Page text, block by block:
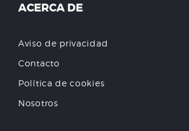
ACERCA DE
Aviso de privacidad
Contacto
Política de cookies
Nosotros